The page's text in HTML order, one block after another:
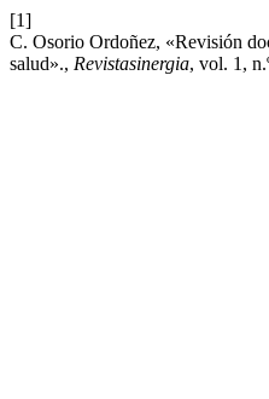
[1]
C. Osorio Ordoñez, «Revisión
salud»., Revistasinergia, vol. 1,